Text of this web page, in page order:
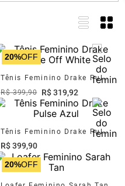
20%OFF
Tênis Feminino Drake Pulse Off White
R$ 399,90 R$ 319,92
Tênis Feminino Drake Pulse Azul
R$399,90
20%OFF